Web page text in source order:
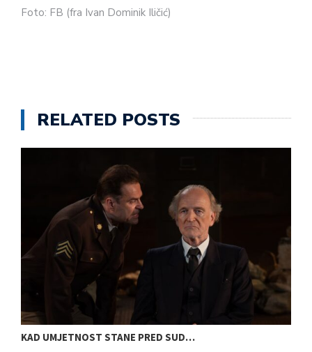
Foto: FB (fra Ivan Dominik Iličić)
RELATED POSTS
KAD UMJETNOST STANE PRED SUD…